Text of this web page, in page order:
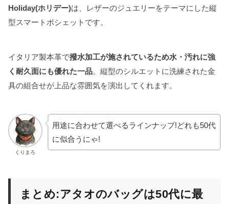
Holiday(ホリデー)は、レザーのジュエリーをテーマにした縦
型スマートポシェットです。
イタリア製本革で撥水加工が施されているため水・汚れに強
く耐久面にも優れた一品。縦型のシルエットに洗練された金
具の組合せが上品な雰囲気を演出してくれます。
くりまろ
用途に合わせて選べるラインナップ!どれも50代
に似合うにゃ!
まとめ:アタオのバッグは50代に最